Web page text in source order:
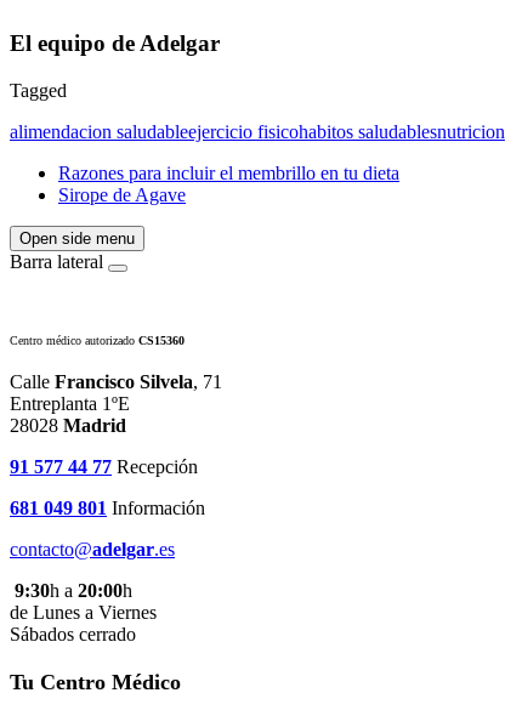
El equipo de Adelgar
Tagged
alimendacion saludableejercicio fisicohabitos saludablesnutricion
Razones para incluir el membrillo en tu dieta
Sirope de Agave
Open side menu
Barra lateral
Centro médico autorizado CS15360
Calle Francisco Silvela, 71
Entreplanta 1ºE
28028 Madrid
91 577 44 77 Recepción
681 049 801 Información
contacto@adelgar.es
9:30h a 20:00h
de Lunes a Viernes
Sábados cerrado
Tu Centro Médico